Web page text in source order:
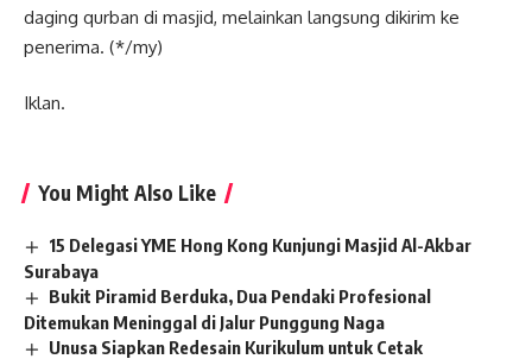
daging qurban di masjid, melainkan langsung dikirim ke
penerima. (*/my)
Iklan.
You Might Also Like
15 Delegasi YME Hong Kong Kunjungi Masjid Al-Akbar
Surabaya
Bukit Piramid Berduka, Dua Pendaki Profesional
Ditemukan Meninggal di Jalur Punggung Naga
Unusa Siapkan Redesain Kurikulum untuk Cetak